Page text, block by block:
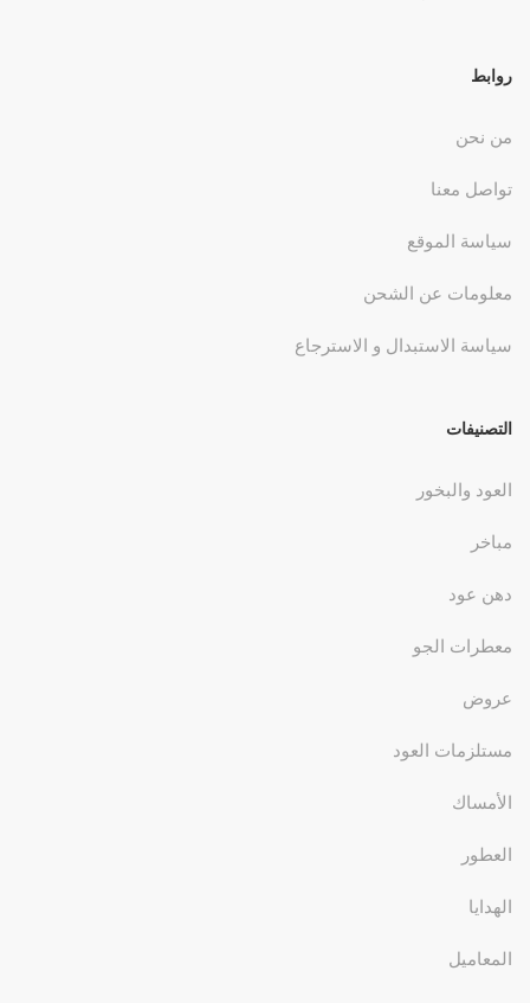
روابط
من نحن
تواصل معنا
سياسة الموقع
معلومات عن الشحن
سياسة الاستبدال و الاسترجاع
التصنيفات
العود والبخور
مباخر
دهن عود
معطرات الجو
عروض
مستلزمات العود
الأمساك
العطور
الهدايا
المعاميل